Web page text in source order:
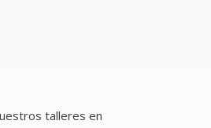
talleres en